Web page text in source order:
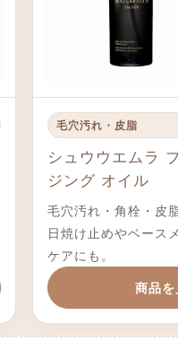
毛穴汚れ・皮脂
シュウウエムラ
ジング オイル
毛穴汚れ・角栓・皮
日焼け止めやベース
ケアにも。
商品を